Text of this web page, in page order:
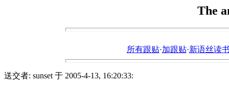
The
所有跟贴·加跟贴·新语丝读
送交者: sunset 于 2005-4-13, 16:20:33: